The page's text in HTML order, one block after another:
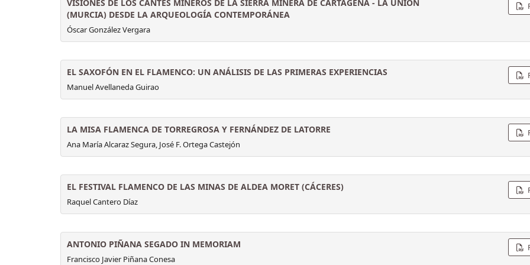
VISIONES DE LOS CANTES MINEROS DE LA SIERRA MINERA DE CARTAGENA - LA UNIÓN
(MURCIA) DESDE LA ARQUEOLOGÍA CONTEMPORÁNEA
Óscar González Vergara
EL SAXOFÓN EN EL FLAMENCO: UN ANÁLISIS DE LAS PRIMERAS EXPERIENCIAS
Manuel Avellaneda Guirao
LA MISA FLAMENCA DE TORREGROSA Y FERNÁNDEZ DE LATORRE
Ana María Alcaraz Segura, José F. Ortega Castejón
EL FESTIVAL FLAMENCO DE LAS MINAS DE ALDEA MORET (CÁCERES)
Raquel Cantero Díaz
ANTONIO PIÑANA SEGADO IN MEMORIAM
Francisco Javier Piñana Conesa